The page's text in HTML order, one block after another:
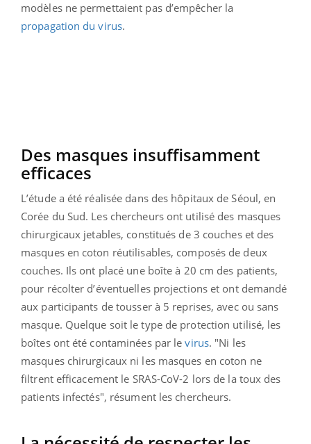
modèles ne permettaient pas d’empêcher la
propagation du virus.
Des masques insuffisamment
efficaces
L’étude a été réalisée dans des hôpitaux de Séoul, en
Corée du Sud. Les chercheurs ont utilisé des masques
chirurgicaux jetables, constitués de 3 couches et des
masques en coton réutilisables, composés de deux
couches. Ils ont placé une boîte à 20 cm des patients,
pour récolter d’éventuelles projections et ont demandé
aux participants de tousser à 5 reprises, avec ou sans
masque. Quelque soit le type de protection utilisé, les
boîtes ont été contaminées par levirus. "Ni les
masques chirurgicaux ni les masques en coton ne
filtrent efficacement le SRAS-CoV-2 lors de la toux des
patients infectés", résument les chercheurs.